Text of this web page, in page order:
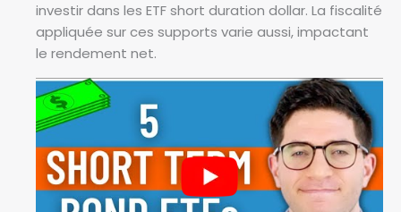
investir dans les ETF short duration dollar. La fiscalité
appliquée sur ces supports varie aussi, impactant
le rendement net.